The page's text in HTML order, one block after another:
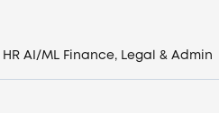
HR AI/ML Finance, Legal & Admin